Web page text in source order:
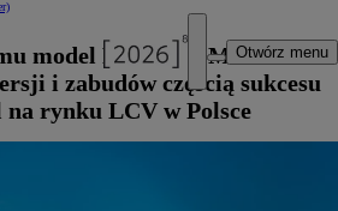
Otwórz menu
model PROACE MAX oraz
i zabudów częścią sukcesu
na rynku LCV w Polsce